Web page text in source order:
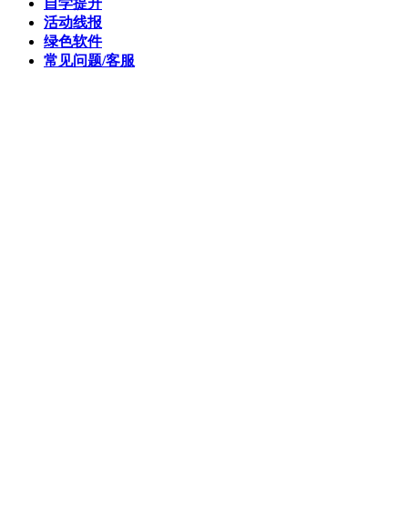
自学提升
活动线报
绿色软件
常见问题/客服